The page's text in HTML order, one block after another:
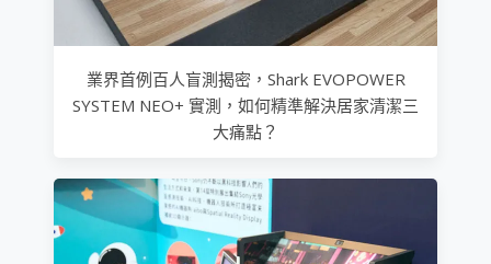
業界首例百人盲測揭密，Shark EVOPOWER
SYSTEM NEO+ 實測，如何精準解決居家清潔三
大痛點？